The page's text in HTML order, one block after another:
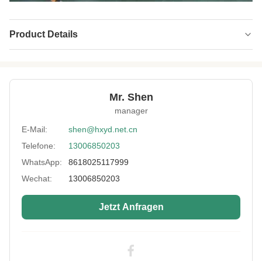
Product Details
Hardness: 70 Ufer a
individuell angepasst
Thickness: Von 1,5 mm bis 25 mm
Usage: Neoprenprodukte aller Art
Feature: Schrumpffest, reißfest
Kein Gluft, normaler Gluft, Toleranz-Resistenz-
Gluft.
Feuerfestes laminiertes Neopren-Gewebe
Mr. Shen
manager
E-Mail:
shen@hxyd.net.cn
Telefone:
13006850203
WhatsApp:
8618025117999
Wechat:
13006850203
Jetzt Anfragen